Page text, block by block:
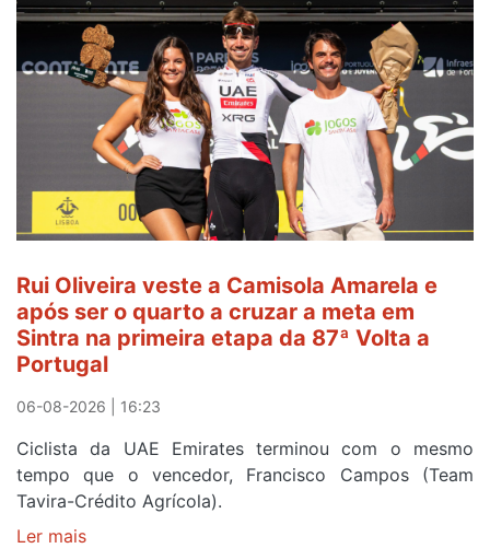
é
sexto
e
continua
Camisola
Amarela
ao
da
etapa
da
Volta
a
Portugal
Rui Oliveira veste a Camisola Amarela e
após ser o quarto a cruzar a meta em
Sintra na primeira etapa da 87ª Volta a
Portugal
06-08-2026 | 16:23
Ciclista da UAE Emirates terminou com o mesmo
tempo que o vencedor, Francisco Campos (Team
Tavira-Crédito Agrícola).
Ler mais